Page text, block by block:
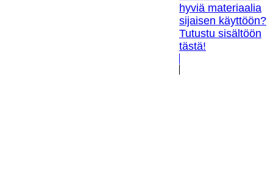
hyviä materiaalia
sijaisen käyttöön?
Tutustu sisältöön
tästä!